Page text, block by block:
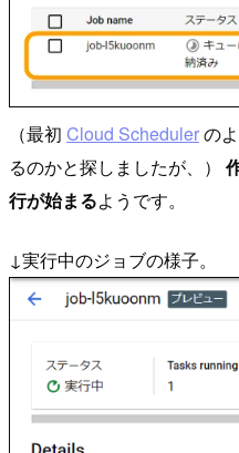
（最初 Cloud Schedulerの
るのかと探しましたが、）
行が始まるようです。
↓実行中のジョブの様子。